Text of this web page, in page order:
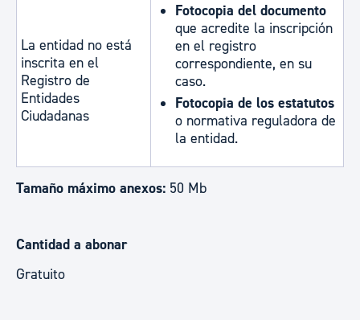
La entidad no está
inscrita en el
Registro de
Entidades
Ciudadanas
Fotocopia del documento
que acredite la inscripción
en el registro
correspondiente, en su
caso.
Fotocopia de los estatutos
o normativa reguladora de
la entidad.
Tamaño máximo anexos: 50 Mb
Cantidad a abonar
Gratuito